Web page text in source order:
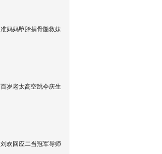
准妈妈堕胎捐骨髓救妹
百岁老太高空跳伞庆生
刘欢回应二当冠军导师